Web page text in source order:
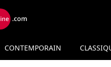
CONTEMPORAIN